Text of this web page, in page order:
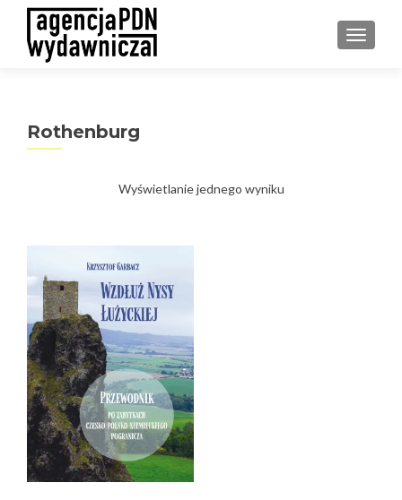
Rothenburg
Wyświetlanie jednego wyniku